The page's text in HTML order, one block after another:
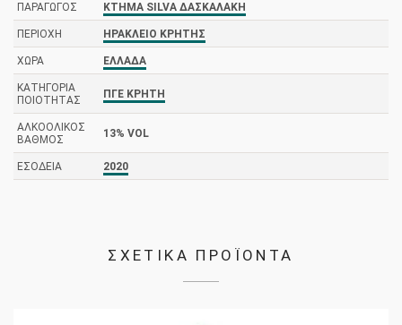
ΠΑΡΑΓΩΓΌΣ ΚΤΉΜΑ SILVA ΔΑΣΚΑΛΆΚΗ
ΠΕΡΙΟΧΉ ΗΡΆΚΛΕΙΟ ΚΡΉΤΗΣ
ΧΏΡΑ ΕΛΛΆΔΑ
ΚΑΤΗΓΟΡΊΑ
ΠΟΙΌΤΗΤΑΣ
ΠΓΕ ΚΡΉΤΗ
ΑΛΚΟΟΛΙΚΌΣ
ΒΑΘΜΌΣ
13% VOL
ΕΣΟΔΕΊΑ 2020
ΣΧΕΤΙΚΑ ΠΡΟΪΟΝΤΑ